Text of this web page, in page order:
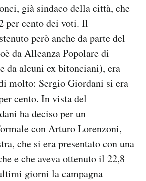
già sindaco della città, che
per cento dei voti. Il
però anche da parte del
da Alleanza Popolare di
da alcuni ex bitonciani), era
molto: Sergio Giordani si era
cento. In vista del
ha deciso per un
con Arturo Lorenzoni,
che si era presentato con una
e che aveva ottenuto il 22,8
giorni la campagna